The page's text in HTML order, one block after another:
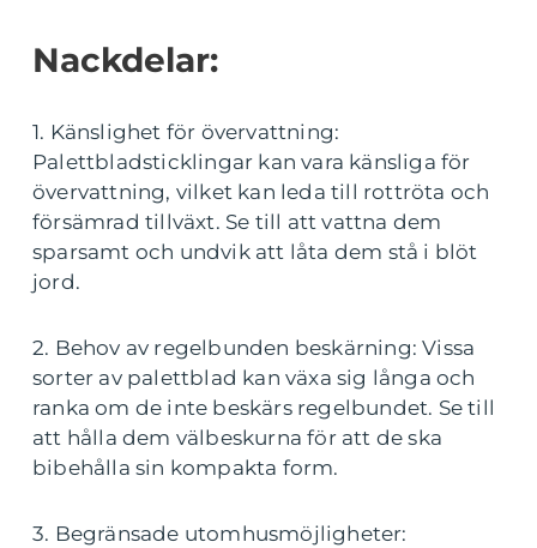
Nackdelar:
1. Känslighet för övervattning:
Palettbladsticklingar kan vara känsliga för
övervattning, vilket kan leda till rottröta och
försämrad tillväxt. Se till att vattna dem
sparsamt och undvik att låta dem stå i blöt
jord.
2. Behov av regelbunden beskärning: Vissa
sorter av palettblad kan växa sig långa och
ranka om de inte beskärs regelbundet. Se till
att hålla dem välbeskurna för att de ska
bibehålla sin kompakta form.
3. Begränsade utomhusmöjligheter: